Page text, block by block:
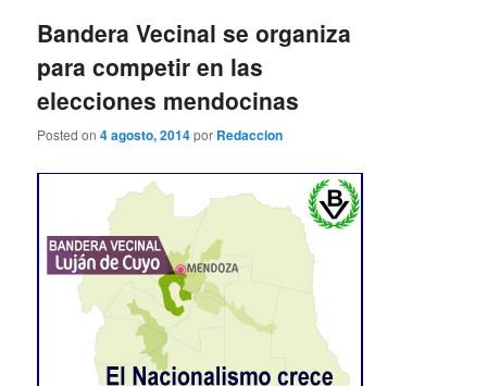
Bandera Vecinal se organiza
para competir en las
elecciones mendocinas
Posted on4 agosto, 2014por Redaccion